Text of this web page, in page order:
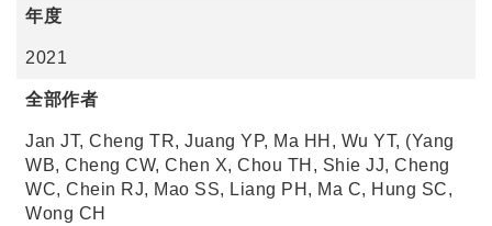
年度
2021
全部作者
Jan JT, Cheng TR, Juang YP, Ma HH, Wu YT, (Yang
WB, Cheng CW, Chen X, Chou TH, Shie JJ, Cheng
WC, Chein RJ, Mao SS, Liang PH, Ma C, Hung SC,
Wong CH